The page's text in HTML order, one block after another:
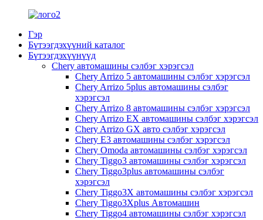
Гэр
Бүтээгдэхүүний каталог
Бүтээгдэхүүнүүд
Chery автомашины сэлбэг хэрэгсэл
Chery Arrizo 5 автомашины сэлбэг хэрэгсэл
Chery Arrizo 5plus автомашины сэлбэг
хэрэгсэл
Chery Arrizo 8 автомашины сэлбэг хэрэгсэл
Chery Arrizo EX автомашины сэлбэг хэрэгсэл
Chery Arrizo GX авто сэлбэг хэрэгсэл
Chery E3 автомашины сэлбэг хэрэгсэл
Chery Omoda автомашины сэлбэг хэрэгсэл
Chery Tiggo3 автомашины сэлбэг хэрэгсэл
Chery Tiggo3plus автомашины сэлбэг
хэрэгсэл
Chery Tiggo3X автомашины сэлбэг хэрэгсэл
Chery Tiggo3Xplus Автомашин
Chery Tiggo4 автомашины сэлбэг хэрэгсэл